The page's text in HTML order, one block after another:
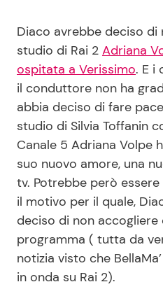
Disclaimer e Privacy
Redazione
Contattaci
Pubblicità
Privacy Policy
Diaco avrebbe deciso di
studio di Rai 2 Adriana
ospitata a Verissimo. E i
il conduttore non ha
abbia deciso di fare
studio di Silvia Toffanin
Canale 5 Adriana Volpe
suo nuovo amore, una
tv. Potrebbe però
il motivo per il quale,
deciso di non accogliere
programma ( tutta da
notizia visto che
in onda su Rai 2).